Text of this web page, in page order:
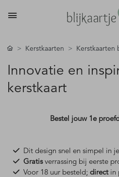
Kerstkaarten Kerstkaarten
Innovatie en
kerstkaart
Bestel jouw 1e
Dit design snel en simpel in je
Gratisverrassing bij eerste
Voor 18 uur besteld; directin